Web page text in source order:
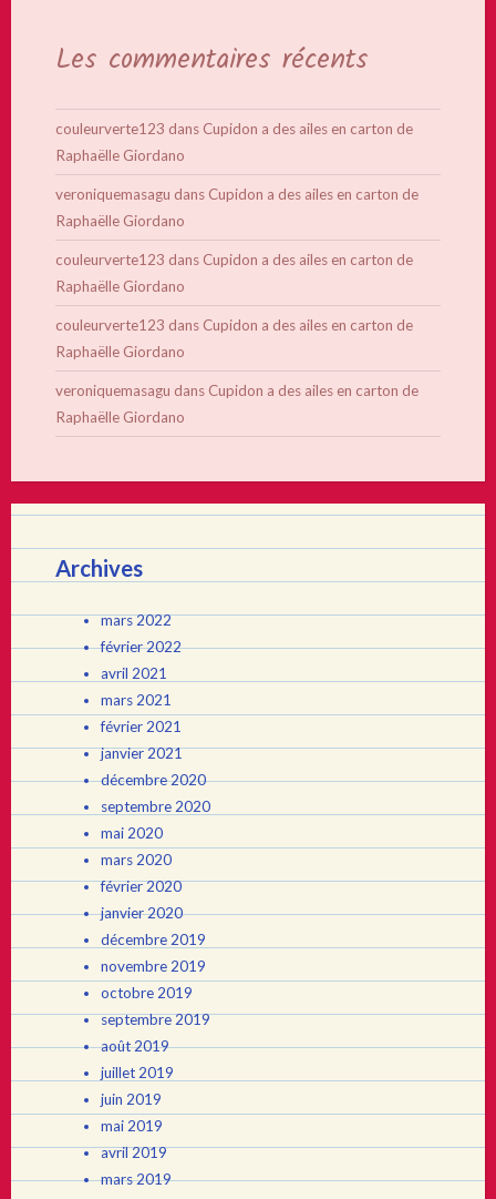
Les commentaires récents
couleurverte123 dans Cupidon a des ailes en carton de
Raphaëlle Giordano
veroniquemasagu dans Cupidon a des ailes en carton de
Raphaëlle Giordano
couleurverte123 dans Cupidon a des ailes en carton de
Raphaëlle Giordano
couleurverte123 dans Cupidon a des ailes en carton de
Raphaëlle Giordano
veroniquemasagu dans Cupidon a des ailes en carton de
Raphaëlle Giordano
Archives
mars 2022
février 2022
avril 2021
mars 2021
février 2021
janvier 2021
décembre 2020
septembre 2020
mai 2020
mars 2020
février 2020
janvier 2020
décembre 2019
novembre 2019
octobre 2019
septembre 2019
août 2019
juillet 2019
juin 2019
mai 2019
avril 2019
mars 2019